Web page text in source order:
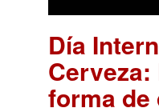
Día
Cerveza:
forma